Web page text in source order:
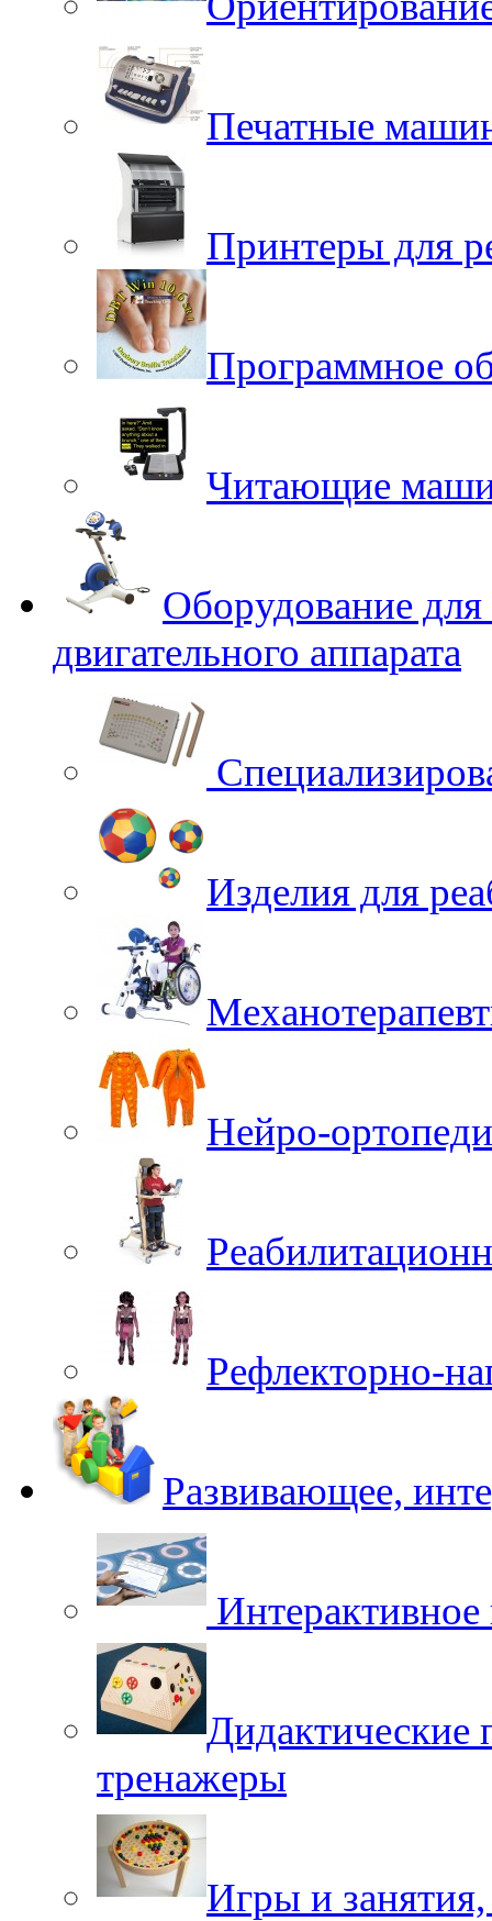
Печатные
Принтеры для
Программное
Читающие
Оборудование
двигательного аппарата
Изделия для
Нейро-
Рефлекторно-
Развивающее,
Дидактические
тренажеры
Игры и